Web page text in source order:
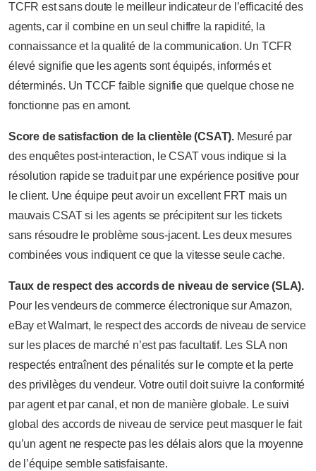
TCFR est sans doute le meilleur indicateur de l’efficacité des
agents, car il combine en un seul chiffre la rapidité, la
connaissance et la qualité de la communication. Un TCFR
élevé signifie que les agents sont équipés, informés et
déterminés. Un TCCF faible signifie que quelque chose ne
fonctionne pas en amont.
Score de satisfaction de la clientèle (CSAT). Mesuré par
des enquêtes post-interaction, le CSAT vous indique si la
résolution rapide se traduit par une expérience positive pour
le client. Une équipe peut avoir un excellent FRT mais un
mauvais CSAT si les agents se précipitent sur les tickets
sans résoudre le problème sous-jacent. Les deux mesures
combinées vous indiquent ce que la vitesse seule cache.
Taux de respect des accords de niveau de service (SLA).
Pour les vendeurs de commerce électronique sur Amazon,
eBay et Walmart, le respect des accords de niveau de service
sur les places de marché n’est pas facultatif. Les SLA non
respectés entraînent des pénalités sur le compte et la perte
des privilèges du vendeur. Votre outil doit suivre la conformité
par agent et par canal, et non de manière globale. Le suivi
global des accords de niveau de service peut masquer le fait
qu’un agent ne respecte pas les délais alors que la moyenne
de l’équipe semble satisfaisante.